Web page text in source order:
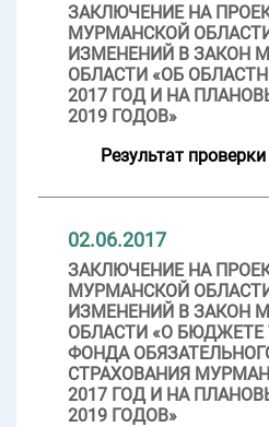
ЗАКЛЮЧЕНИЕ НА
МУРМАНСКОЙ
ИЗМЕНЕНИЙ В ЗАКОН
ОБЛАСТИ «ОБ
2017 ГОД И НА
2019 ГОДОВ»
Результат проверки
02.06.2017
ЗАКЛЮЧЕНИЕ НА
МУРМАНСКОЙ
ИЗМЕНЕНИЙ В ЗАКОН
ОБЛАСТИ «О БЮДЖЕТЕ
ФОНДА
СТРАХОВАНИЯ
2017 ГОД И НА
2019 ГОДОВ»